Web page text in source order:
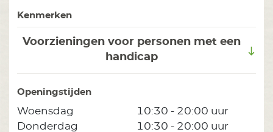
Kenmerken
Voorzieningen voor personen met een
handicap
Openingstijden
Woensdag
10:30 - 20:00 uur
Donderdag
10:30 - 20:00 uur